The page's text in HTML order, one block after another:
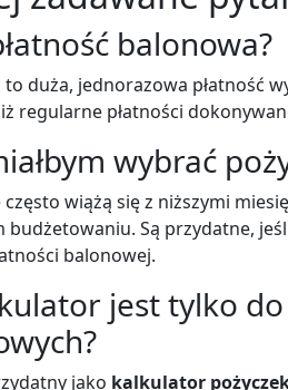
balonowa?
to duża, jednorazowa płatność
regularne płatności
wybrać
wiążą się z niższymi
Są przydatne,
balonowej.
jest tylko
jako kalkulator